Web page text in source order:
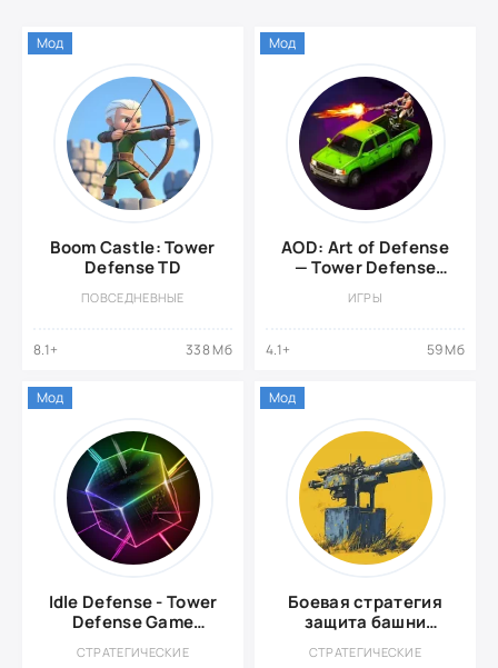
Boom Castle: Tower
Defense TD
ПОВСЕДНЕВНЫЕ
8.1+ 338 Мб
Мод
AOD: Art of Defense
— Tower Defense
Денег}
ИГРЫ
4.1+ 59 Мб
Мод
Idle Defense - Tower
Defense Game
рекламы\много
СТРАТЕГИЧЕСКИЕ
Мод
Боевая стратегия
защита башни
Денег}
СТРАТЕГИЧЕСКИЕ
Мод